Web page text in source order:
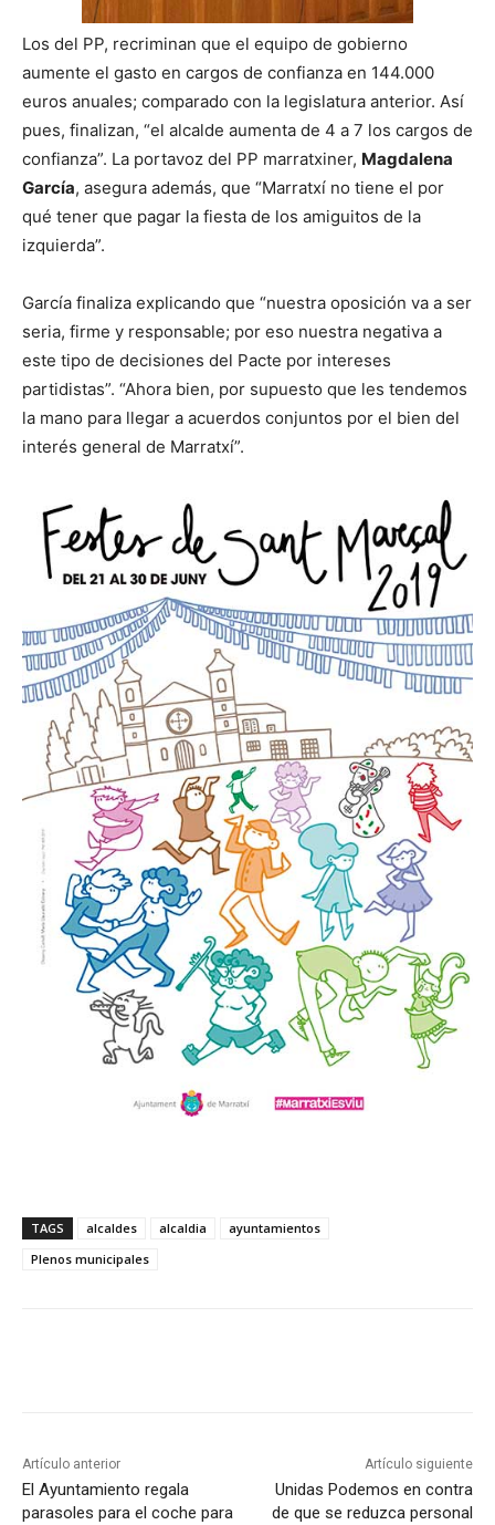
Los del PP, recriminan que el equipo de gobierno
aumente el gasto en cargos de confianza en 144.000
euros anuales; comparado con la legislatura anterior. Así
pues, finalizan, “el alcalde aumenta de 4 a 7 los cargos de
confianza”. La portavoz del PP marratxiner, Magdalena
García, asegura además, que “Marratxí no tiene el por
qué tener que pagar la fiesta de los amiguitos de la
izquierda”.
García finaliza explicando que “nuestra oposición va a ser
seria, firme y responsable; por eso nuestra negativa a
este tipo de decisiones del Pacte por intereses
partidistas”. “Ahora bien, por supuesto que les tendemos
la mano para llegar a acuerdos conjuntos por el bien del
interés general de Marratxí”.
TAGS alcaldes alcaldia
ayuntamientos
Plenos municipales
Artículo anterior
El Ayuntamiento regala
parasoles para el coche para
Artículo siguiente
Unidas Podemos en contra
de que se reduzca personal